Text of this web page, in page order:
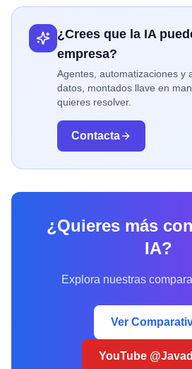
¿Crees que la IA
empresa?
Agentes, automatizaciones y
datos, montados llave en
quieres resolver.
Contacta
¿Quieres más
IA?
Explora nuestras
Ver
YouTube